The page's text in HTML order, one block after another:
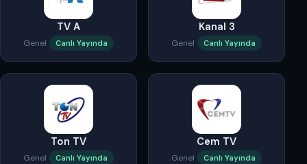
TV A
Genel Canlı Yayında
Kanal 3
Genel Canlı Yayında
Ton TV
Genel Canlı Yayında
Cem TV
Genel Canlı Yayında